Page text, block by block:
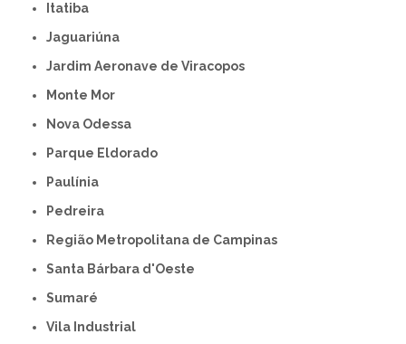
Itatiba
Jaguariúna
Jardim Aeronave de Viracopos
Monte Mor
Nova Odessa
Parque Eldorado
Paulínia
Pedreira
Região Metropolitana de Campinas
Santa Bárbara d'Oeste
Sumaré
Vila Industrial